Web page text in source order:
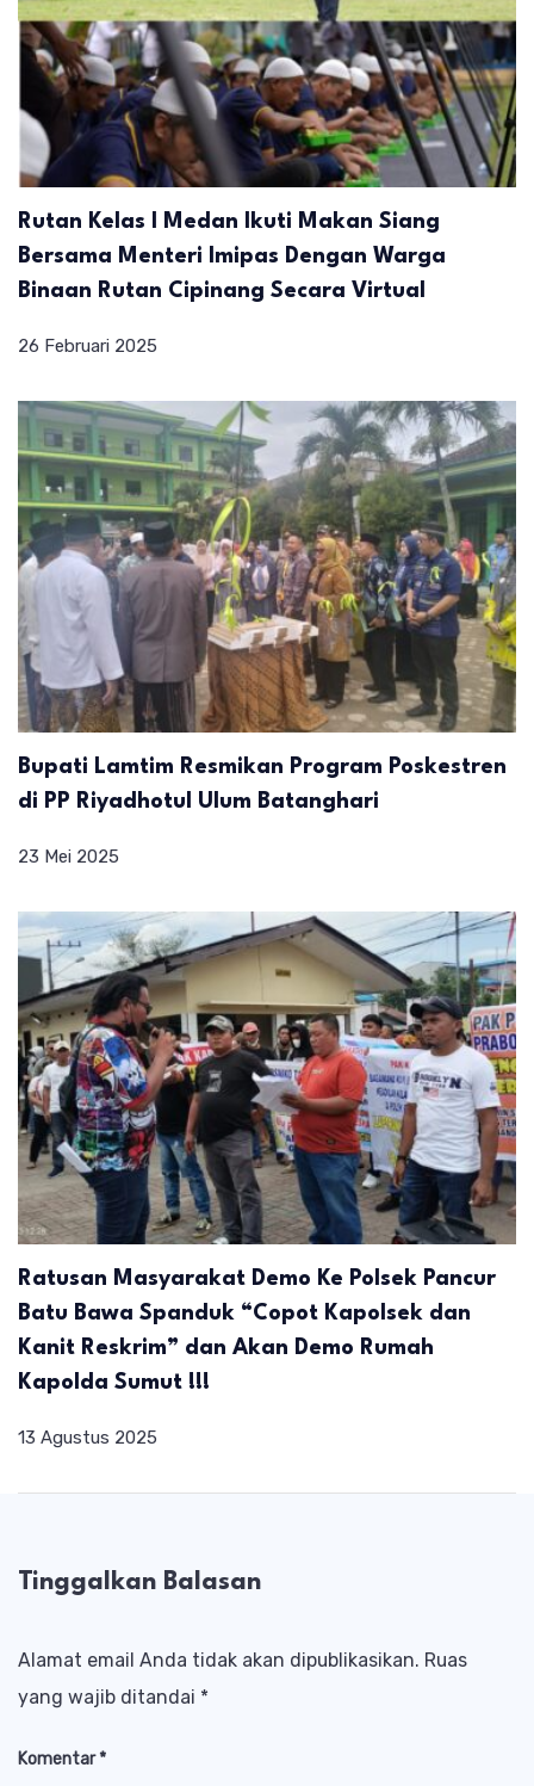
Rutan Kelas I Medan Ikuti Makan Siang
Bersama Menteri Imipas Dengan Warga
Binaan Rutan Cipinang Secara Virtual
26 Februari 2025
Bupati Lamtim Resmikan Program Poskestren
di PP Riyadhotul Ulum Batanghari
23 Mei 2025
Ratusan Masyarakat Demo Ke Polsek Pancur
Batu Bawa Spanduk “Copot Kapolsek dan
Kanit Reskrim” dan Akan Demo Rumah
Kapolda Sumut !!!
13 Agustus 2025
Tinggalkan Balasan
Alamat email Anda tidak akan dipublikasikan. Ruas
yang wajib ditandai *
Komentar*